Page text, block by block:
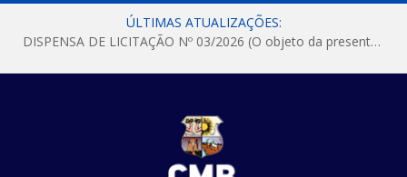
ÚLTIMAS ATUALIZAÇÕES:
DISPENSA DE LICITAÇÃO Nº 03/2026 (O objeto da presente dispensa é a escolha da proposta mais vantajosa para a aquisição, de aparelhos de ar condicionado, tipo Split, com material de instalação e fogão industrial, conforme condições, quantidades e exigências estabelecidas no termo de referencia e neste aviso de contratação direta e seus anexos)